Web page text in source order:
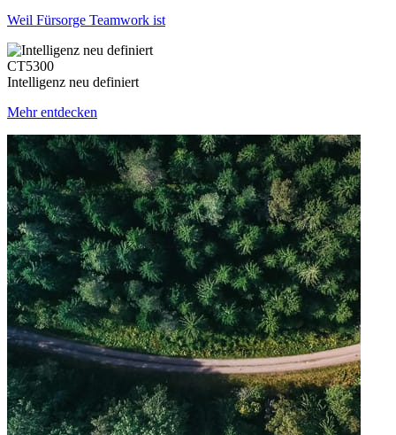
Weil Fürsorge Teamwork ist
CT5300
Intelligenz neu definiert
Mehr entdecken